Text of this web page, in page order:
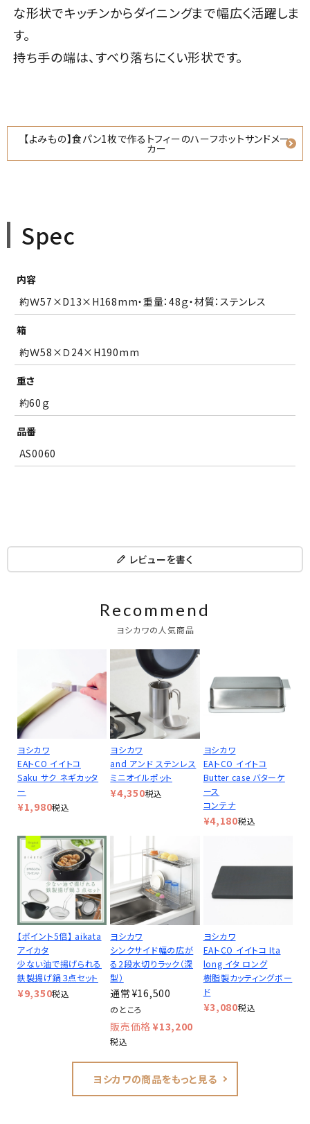
な形状でキッチンからダイニングまで幅広く活躍しま
す。
持ち手の端は、すべり落ちにくい形状です。
【よみもの】食パン1枚で作るトフィーのハーフホットサンドメー
カー
Spec
内容
約Ｗ57×D13×H168mm・重量：48ｇ・材質：ステンレス
箱
約Ｗ58×Ｄ24×H190mm
重さ
約60ｇ
品番
AS0060
レビューを書く
Recommend
ヨシカワの人気商品
ヨシカワ
EAトCO イイトコ
Saku サク ネギカッタ
ー
¥1,980税込
ヨシカワ
and アンド ステンレス
ミニオイルポット
¥4,350税込
ヨシカワ
EAトCO イイトコ
Butter case バターケ
ース
コンテナ
¥4,180税込
【ポイント5倍】 aikata
アイカタ
少ない油で揚げられる
鉄製揚げ鍋３点セット
¥9,350税込
ヨシカワ
シンクサイド幅の広が
る2段水切りラック（深
型）
¥16,500
のところ
¥13,200
税込
ヨシカワ
EAトCO イイトコ Ita
long イタ ロング
樹脂製カッティングボー
ド
¥3,080税込
ヨシカワの商品をもっと見る